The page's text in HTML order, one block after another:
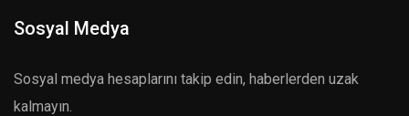
Sosyal Medya
Sosyal medya hesaplarını takip edin, haberlerden uzak
kalmayın.